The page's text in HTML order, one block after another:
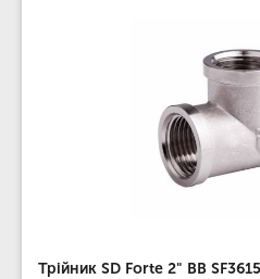
Трійник SD Forte 2" ВВ